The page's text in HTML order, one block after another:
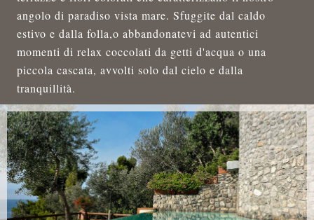
angolo di paradiso vista mare. Sfuggite dal caldo
estivo e dalla folla,o abbandonatevi ad autentici
momenti di relax coccolati da getti d'acqua o una
piccola cascata, avvolti solo dal cielo e dalla
tranquillità.